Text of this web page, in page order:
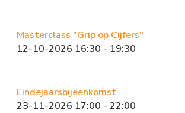
Masterclass "Grip op Cijfers"
12-10-2026 16:30 - 19:30
Eindejaarsbijeenkomst
23-11-2026 17:00 - 22:00